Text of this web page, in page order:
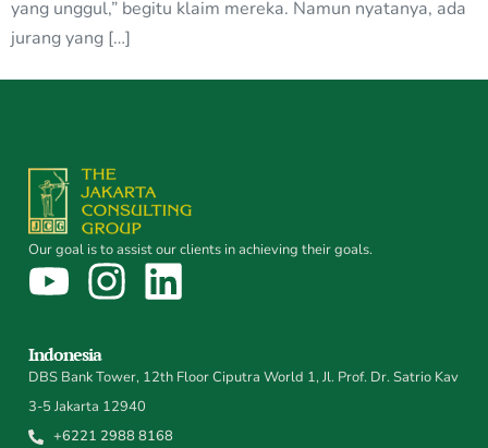
yang unggul,” begitu klaim mereka. Namun nyatanya, ada
jurang yang […]
Our goal is to assist our clients in achieving their goals.
Indonesia
DBS Bank Tower, 12th Floor Ciputra World 1, Jl. Prof. Dr. Satrio Kav
3-5 Jakarta 12940
+6221 2988 8168